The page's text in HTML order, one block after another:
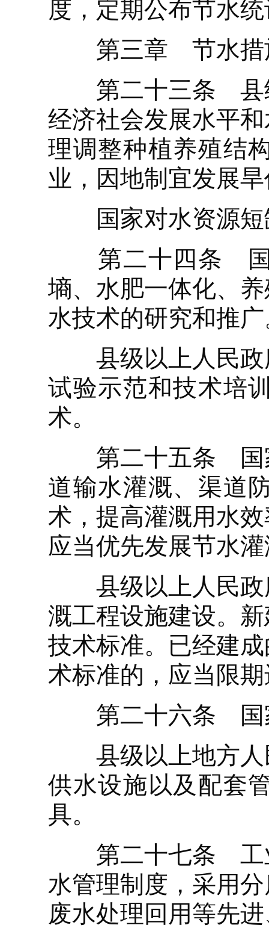
度，定期公布节水
第三章 节水措
第二十三条 县级
经济社会发展水平
理调整种植养殖结
业，因地制宜发展
国家对水资源短
第二十四条 国
墒、水肥一体化、
水技术的研究和推
县级以上人民政
试验示范和技术培
术。
第二十五条 国家
道输水灌溉、渠道
术，提高灌溉用水
应当优先发展节水
县级以上人民政
溉工程设施建设。
技术标准。已经建
术标准的，应当限
第二十六条 国家
县级以上地方人
供水设施以及配套
具。
第二十七条 工业
水管理制度，采用
废水处理回用等先